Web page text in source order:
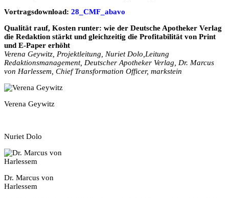
Vortragsdownload: 28_CMF_abavo
Qualität rauf, Kosten runter: wie der Deutsche Apotheker Verlag
die Redaktion stärkt und gleichzeitig die Profitabilität von Print
und E-Paper erhöht
Verena Geywitz, Projektleitung, Nuriet Dolo,Leitung
Redaktionsmanagement, Deutscher Apotheker Verlag, Dr. Marcus
von Harlessem, Chief Transformation Officer, markstein
Verena Geywitz
Nuriet Dolo
Dr. Marcus von
Harlessem